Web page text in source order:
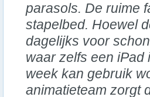
parasols. De ruime
stapelbed. Hoewel
dagelijks voor
waar zelfs een iPad
week kan gebruik
animatieteam zorgt